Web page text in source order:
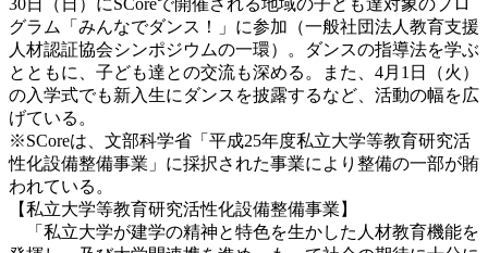
グラム「みんなでダンス！」に参加（一般社団法人教育支援
人材認証協会シンポジウムの一環）。ダンスの指導法を学ぶ
とともに、子ども達との交流も深める。また、4月1日（火）
の入学式でも新入生にダンスを披露するなど、活動の幅を広
げている。
※SCoreは、文部科学省「平成25年度私立大学等教育研究活
性化設備整備事業」に採択された事業により整備の一部が賄
われている。
【私立大学等教育研究活性化設備整備事業】
「私立大学が建学の精神と特色を生かした人材教育機能を